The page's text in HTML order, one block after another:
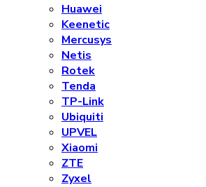
Huawei
Keenetic
Mercusys
Netis
Rotek
Tenda
TP-Link
Ubiquiti
UPVEL
Xiaomi
ZTE
Zyxel